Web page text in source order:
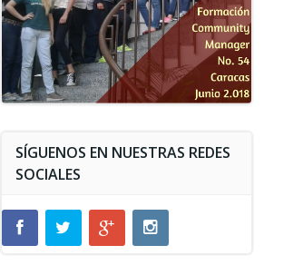
SÍGUENOS EN NUESTRAS REDES
SOCIALES